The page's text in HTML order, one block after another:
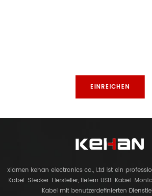
xiamen kehan electronics co., Ltd ist ein
Kabel-Stecker-Hersteller, liefern USB-Kabel-
Kabel mit benutzerdefinierten